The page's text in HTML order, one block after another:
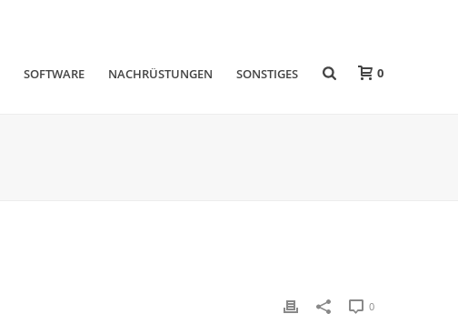
SOFTWARE NACHRÜSTUNGEN SONSTIGES 0
0